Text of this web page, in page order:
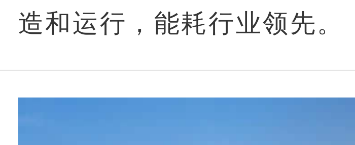
造和运行，能耗行业领先。